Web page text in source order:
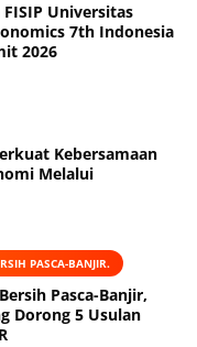
Universitas
7th Indonesia
2026
Kebersamaan
Melalui
PASCA-BANJIR.
Pasca-Banjir,
Dorong 5 Usulan